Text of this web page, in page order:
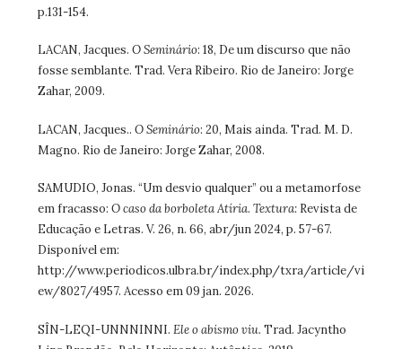
p.131-154.
LACAN, Jacques. O Seminário: 18, De um discurso que não
fosse semblante. Trad. Vera Ribeiro. Rio de Janeiro: Jorge
Zahar, 2009.
LACAN, Jacques.. O Seminário: 20, Mais ainda. Trad. M. D.
Magno. Rio de Janeiro: Jorge Zahar, 2008.
SAMUDIO, Jonas. “Um desvio qualquer” ou a metamorfose
em fracasso: O caso da borboleta Atíria. Textura: Revista de
Educação e Letras. V. 26, n. 66, abr/jun 2024, p. 57-67.
Disponível em:
http://www.periodicos.ulbra.br/index.php/txra/article/vi
ew/8027/4957. Acesso em 09 jan. 2026.
SÎN-LEQI-UNNNINNI. Ele o abismo viu. Trad. Jacyntho